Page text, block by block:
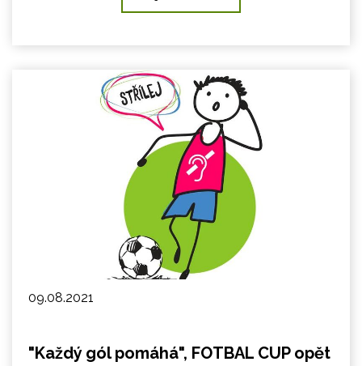
09.08.2021
"Každý gól pomáhá", FOTBAL CUP opět